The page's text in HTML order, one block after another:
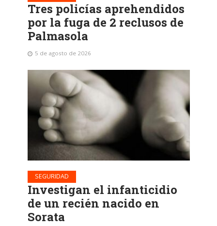
Tres policías aprehendidos
por la fuga de 2 reclusos de
Palmasola
5 de agosto de 2026
SEGURIDAD
Investigan el infanticidio
de un recién nacido en
Sorata